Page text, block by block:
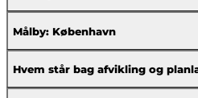
Målby: København
Hvem står bag afvikling og